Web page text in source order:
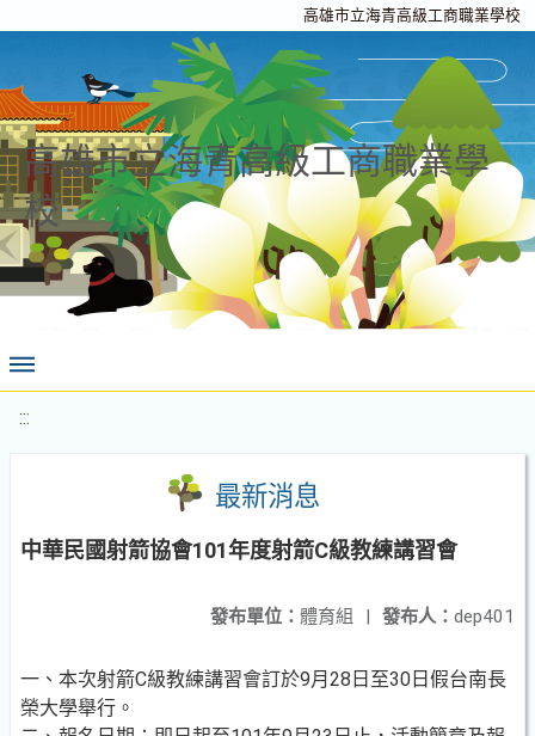
高雄市立海青高級工商職業學校
高雄市立海青高級工商職業學
校
:::
最新消息
中華民國射箭協會101年度射箭C級教練講習會
發布人： dep401
發布單位： 體育組 |
一、本次射箭C級教練講習會訂於9月28日至30日假台南長
榮大學舉行。